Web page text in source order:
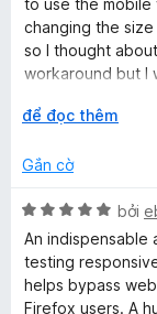
A
g
e
n
t
S
t
r
o
g
ố
n
g
5
r
n
s
ố
5
to use the mobile
changing the
so I thought
workaround but I
watch pages &
as an android so
Amazing & I may
because it
for me lol.
M
r
n
g
để đọc thêm
Gắn cờ
X
ế
p
h
ạ
bởi
An indispensable
testing
helps bypass
Firefox users. A